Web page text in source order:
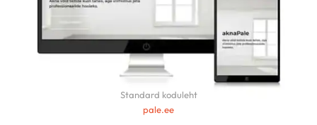
Standard koduleht
pale.ee